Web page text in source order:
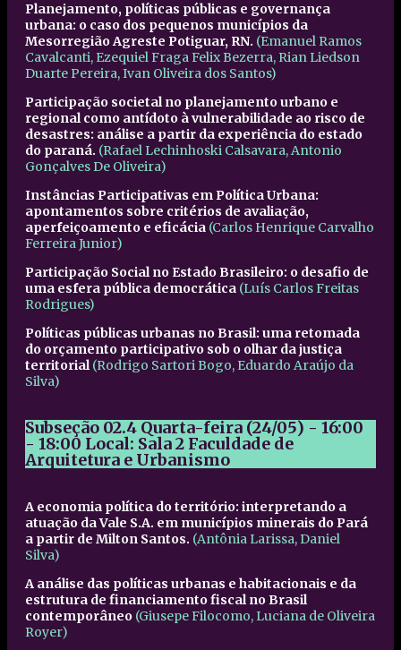
Planejamento, políticas públicas e governança
urbana: o caso dos pequenos municípios da
Mesorregião Agreste Potiguar, RN. (Emanuel Ramos
Cavalcanti, Ezequiel Fraga Felix Bezerra, Rian Liedson
Duarte Pereira, Ivan Oliveira dos Santos)
Participação societal no planejamento urbano e
regional como antídoto à vulnerabilidade ao risco de
desastres: análise a partir da experiência do estado
do paraná. (Rafael Lechinhoski Calsavara, Antonio
Gonçalves De Oliveira)
Instâncias Participativas em Política Urbana:
apontamentos sobre critérios de avaliação,
aperfeiçoamento e eficácia (Carlos Henrique Carvalho
Ferreira Junior)
Participação Social no Estado Brasileiro: o desafio de
uma esfera pública democrática (Luís Carlos Freitas
Rodrigues)
Políticas públicas urbanas no Brasil: uma retomada
do orçamento participativo sob o olhar da justiça
territorial (Rodrigo Sartori Bogo, Eduardo Araújo da
Silva)
Subseção 02.4 Quarta-feira (24/05) - 16:00
- 18:00 Local: Sala 2 Faculdade de
Arquitetura e Urbanismo
A economia política do território: interpretando a
atuação da Vale S.A. em municípios minerais do Pará
a partir de Milton Santos. (Antônia Larissa, Daniel
Silva)
A análise das políticas urbanas e habitacionais e da
estrutura de financiamento fiscal no Brasil
contemporâneo (Giusepe Filocomo, Luciana de Oliveira
Royer)